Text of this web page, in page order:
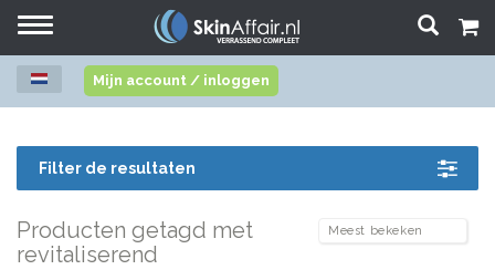
Toggle
Mijn account / inloggen
Filter de resultaten
Producten getagd met
revitaliserend